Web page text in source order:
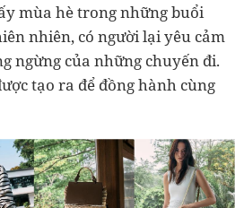
mùa hè trong những buổi
nhiên, có người lại yêu cảm
ngừng của những chuyến đi.
tạo ra để đồng hành cùng